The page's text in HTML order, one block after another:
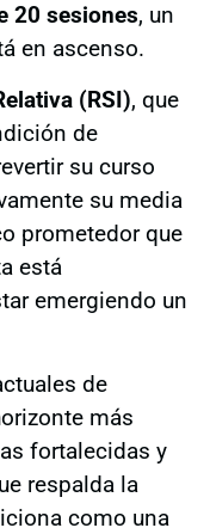
20 sesiones, un
en ascenso.
(RSI), que
de
su curso
su media
prometedor que
está
emergiendo un
de
más
fortalecidas y
respalda la
como una